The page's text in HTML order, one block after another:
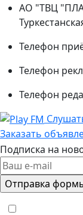
АО "ТВЦ
Телефон
Телефон
Телефон
Заказать
Подписка на